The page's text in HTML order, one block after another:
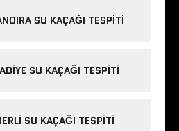
SU KAÇAĞI TESPITI
SU KAÇAĞI TESPITI
SU KAÇAĞI TESPITI